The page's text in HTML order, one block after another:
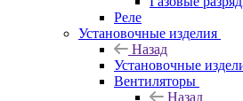
Реле
Установочные изделия
Назад
Установочные
Вентиляторы
Назад